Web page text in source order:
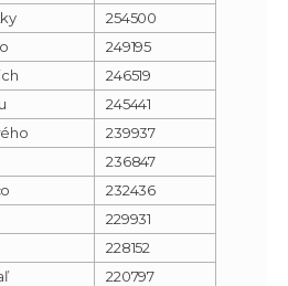
254500
249195
246519
245441
239937
236847
232436
229931
228152
220797